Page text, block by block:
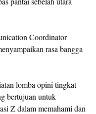
Coordinator
rasa bangga
lomba opini tingkat
bertujuan untuk
Z dalam memahami dan